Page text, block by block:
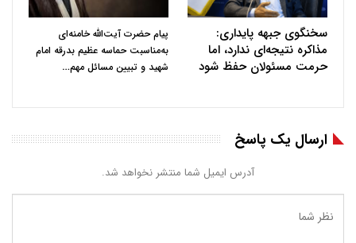
سخنگوی جبهه پایداری:
مذاکره نتیجه‌ای ندارد، اما
حرمت مسئولان حفظ شود
پیام حضرت آیت‌الله خامنه‌ای
به‌مناسبت حماسه عظیم بدرقه امام
شهید و تبیین مسائل مهم…
ارسال یک پاسخ
آدرس ایمیل شما منتشر نخواهد شد.